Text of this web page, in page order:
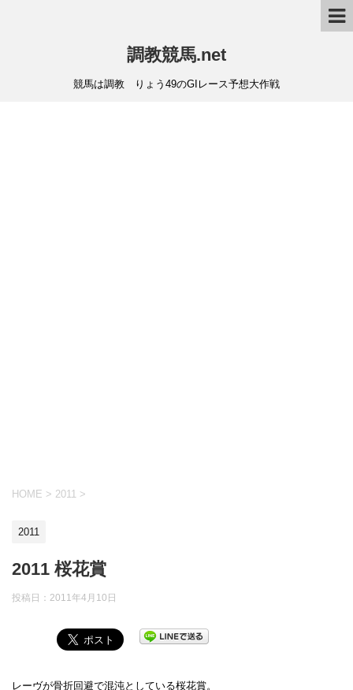
調教競馬.net
競馬は調教 りょう49のGIレース予想大作戦
HOME > 2011 >
2011
2011 桜花賞
投稿日： 2011年4月10日
レーヴが骨折回避で混沌としている桜花賞。